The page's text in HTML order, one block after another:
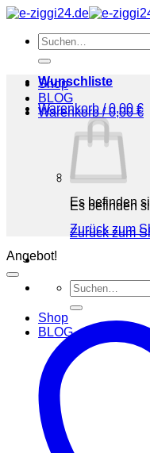
Zum
springenSuchen
nach:
Shop
BLOG
Warenkorb /0,00€
Es befinden
Zurück zum
Suchen
nach:
Shop
BLOG
Wunschliste
Warenkorb /0,00 €
Es befinden
Zurück zum
Angebot!